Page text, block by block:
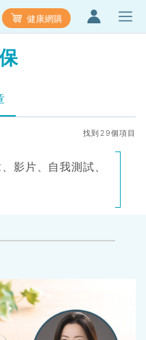
健康網購
找到29個項目
影片、自我測試、